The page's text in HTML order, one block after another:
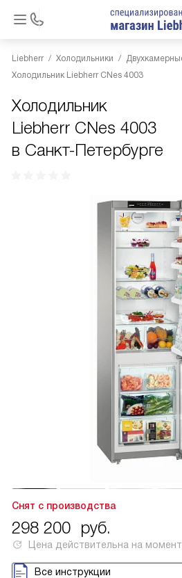
Liebherr Холодильники
Холодильник Liebherr CNes 4003
Холодильник
Liebherr CNes 4003
в Санкт-Петербурге
Снят с производства
298 200 руб.
Цена действительна на
Все инструкции